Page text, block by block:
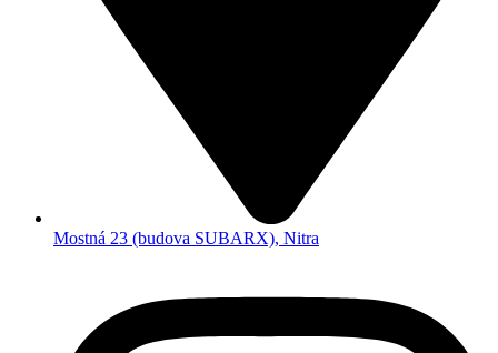
Mostná 23 (budova SUBARX), Nitra